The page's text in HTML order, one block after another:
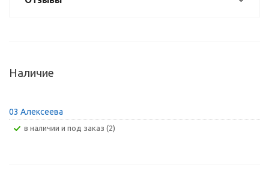
Наличие
03 Алексеева
В наличии и под заказ (2)